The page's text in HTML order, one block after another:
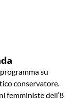
su
conservatore.
femministe dell’8